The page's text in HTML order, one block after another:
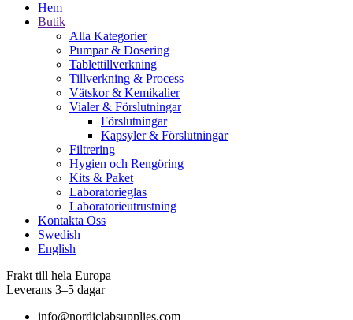
Hem
Butik
Alla Kategorier
Pumpar & Dosering
Tablettillverkning
Tillverkning & Process
Vätskor & Kemikalier
Vialer & Förslutningar
Förslutningar
Kapsyler & Förslutningar
Filtrering
Hygien och Rengöring
Kits & Paket
Laboratorieglas
Laboratorieutrustning
Kontakta Oss
Swedish
English
Frakt till hela Europa
Leverans 3–5 dagar
info@nordiclabsupplies.com